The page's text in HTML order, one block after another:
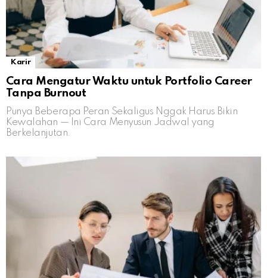
Karir
Cara Mengatur Waktu untuk Portfolio Career
Tanpa Burnout
Punya Beberapa Peran Sekaligus Nggak Harus Bikin
Kewalahan — Ini Cara Menyusun Jadwal yang
Berkelanjutan.